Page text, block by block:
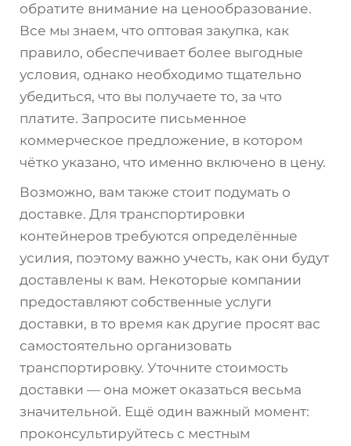
обратите внимание на ценообразование.
Все мы знаем, что оптовая закупка, как
правило, обеспечивает более выгодные
условия, однако необходимо тщательно
убедиться, что вы получаете то, за что
платите. Запросите письменное
коммерческое предложение, в котором
чётко указано, что именно включено в цену.
Возможно, вам также стоит подумать о
доставке. Для транспортировки
контейнеров требуются определённые
усилия, поэтому важно учесть, как они будут
доставлены к вам. Некоторые компании
предоставляют собственные услуги
доставки, в то время как другие просят вас
самостоятельно организовать
транспортировку. Уточните стоимость
доставки — она может оказаться весьма
значительной. Ещё один важный момент:
проконсультируйтесь с местным